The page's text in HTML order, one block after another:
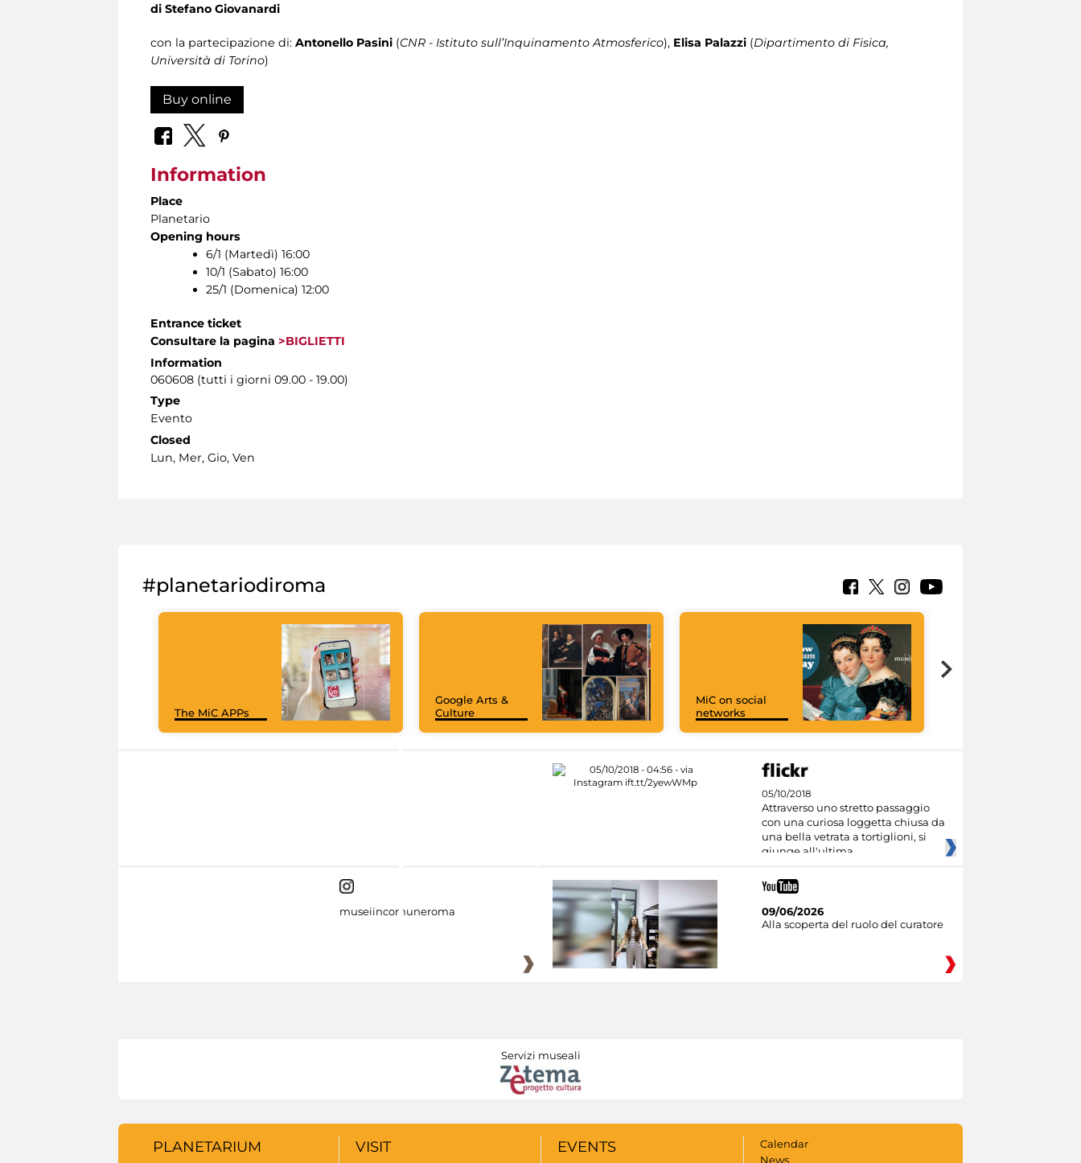
di Stefano Giovanardi
con la partecipazione di: Antonello Pasini (CNR - Istituto sull’Inquinamento Atmosferico), Elisa Palazzi (Dipartimento di Fisica,
Università di Torino)
Buy online
Information
Place
Planetario
Opening hours
6/1 (Martedì) 16:00
10/1 (Sabato) 16:00
25/1 (Domenica) 12:00
Entrance ticket
Consultare la pagina >BIGLIETTI
Information
060608 (tutti i giorni 09.00 - 19.00)
Type
Evento
Closed
Lun, Mer, Gio, Ven
#planetariodiroma
The MiC APPs
Google Arts &
Culture
MiC on social
networks
05/10/2018
Attraverso uno stretto passaggio
con una curiosa loggetta chiusa da
una bella vetrata a tortiglioni, si
giunge all'ultima
museiincomuneroma
09/06/2026
Alla scoperta del ruolo del curatore
Servizi museali
PLANETARIUM VISIT EVENTS
Calendar
News